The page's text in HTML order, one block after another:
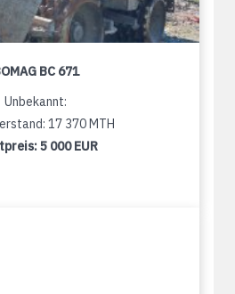
BC 671
Unbekannt:
17 370 MTH
5 000 EUR